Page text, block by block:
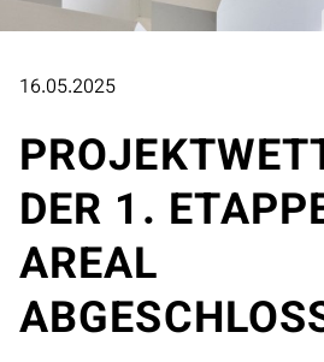
16.05.2025
DER 1.
AREAL